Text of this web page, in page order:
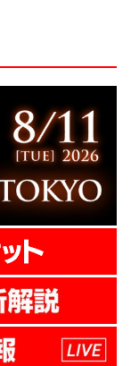
』にも
田統括本部長
合が『出てこい
ーグルスの勝
せていただき
スタジアム
...